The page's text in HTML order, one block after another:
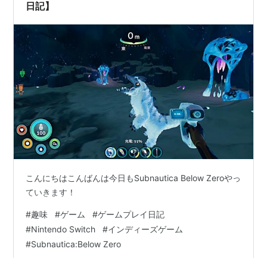
日記】
こんにちはこんばんは今日もSubnautica Below Zeroやっ
ていきます！
#趣味 #ゲーム #ゲームプレイ日記
#Nintendo Switch #インディーズゲーム
#Subnautica:Below Zero